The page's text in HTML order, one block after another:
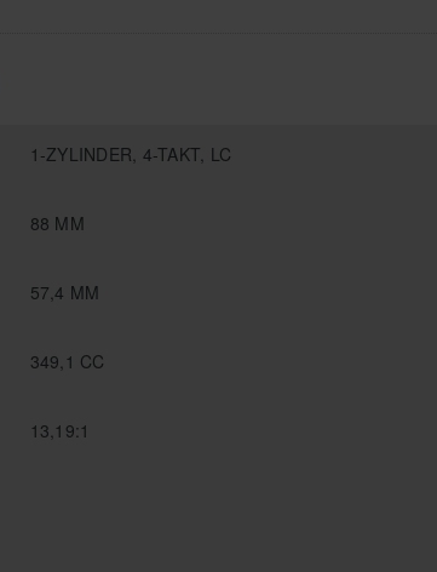
1-ZYLINDER, 4-TAKT, LC
88 MM
57,4 MM
349,1 CC
13,19:1